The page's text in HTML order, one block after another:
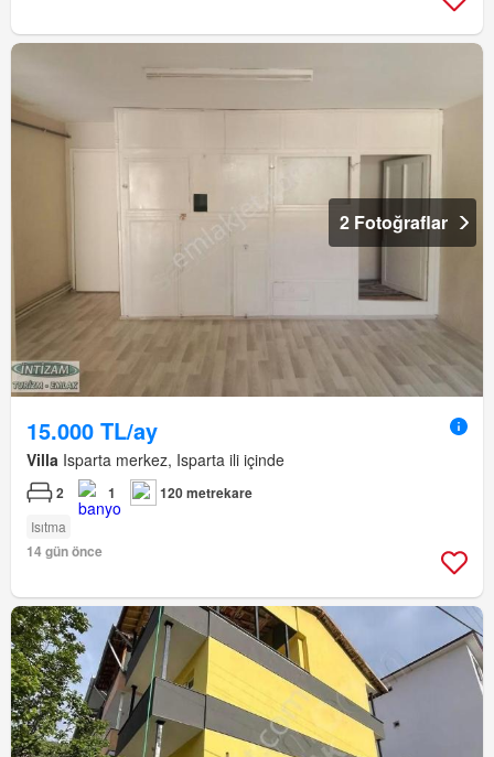
2 Fotoğraflar
15.000 TL/ay
Villa Isparta merkez, Isparta ili içinde
2 1 120 metrekare
Isıtma
14 gün önce